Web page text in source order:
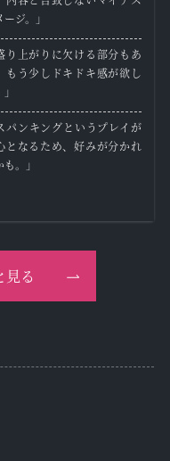
ジ。」
り上がりに欠ける部分もあ
もう少しドキドキ感が欲し
パンキングというプレイが
となるため、好みが分かれ
も。」
見る